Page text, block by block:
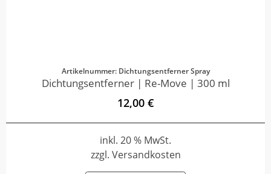
Artikelnummer: Dichtungsentferner Spray
Dichtungsentferner | Re-Move | 300 ml
12,00 €
inkl. 20 % MwSt.
zzgl. Versandkosten